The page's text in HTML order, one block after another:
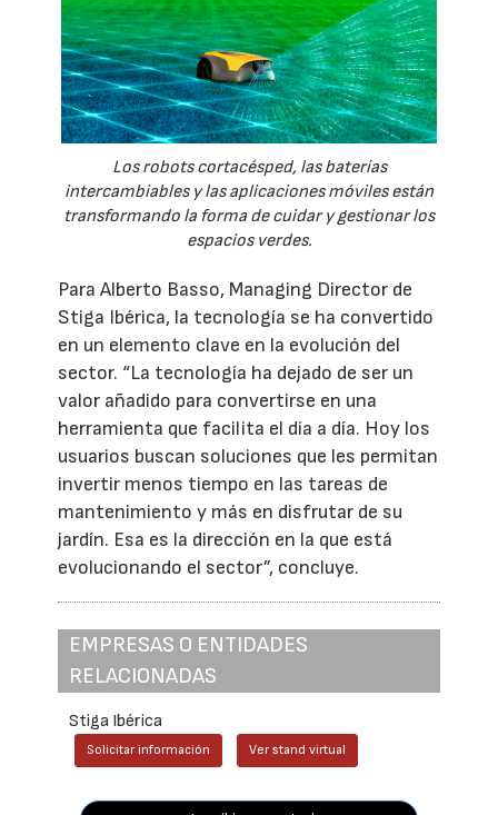
Los robots cortacésped, las baterías
intercambiables y las aplicaciones móviles están
transformando la forma de cuidar y gestionar los
espacios verdes.
Para Alberto Basso, Managing Director de
Stiga Ibérica, la tecnología se ha convertido
en un elemento clave en la evolución del
sector. “La tecnología ha dejado de ser un
valor añadido para convertirse en una
herramienta que facilita el día a día. Hoy los
usuarios buscan soluciones que les permitan
invertir menos tiempo en las tareas de
mantenimiento y más en disfrutar de su
jardín. Esa es la dirección en la que está
evolucionando el sector”, concluye.
EMPRESAS O ENTIDADES
RELACIONADAS
Stiga Ibérica
Solicitar información Ver stand virtual